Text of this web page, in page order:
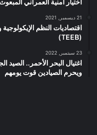
21 ديسمبر, 2021
اقتصاديات النظم الإيكولوجية
(TEEB)
23 سبتمبر, 2022
اغتيال البحر الأحمر.. الصيد
ويحرم الصيادين قوت يومهم